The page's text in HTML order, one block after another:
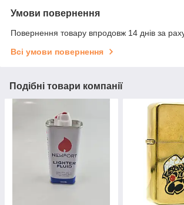
Умови повернення
Повернення товару впродовж 14 днів за
Всі умови повернення
Подібні товари компанії